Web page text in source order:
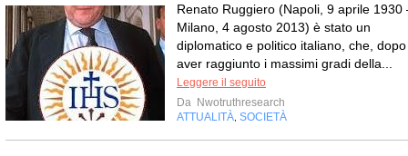
Renato Ruggiero (Napoli, 9 aprile 1930
Milano, 4 agosto 2013) è stato un
diplomatico e politico italiano, che, dopo
aver raggiunto i massimi gradi della...
Leggere il seguito
Da Nwotruthresearch
ATTUALITÀ SOCIETÀ